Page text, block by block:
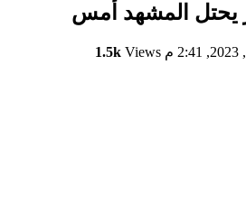
يحتل المشهد أمس
1.5k Views